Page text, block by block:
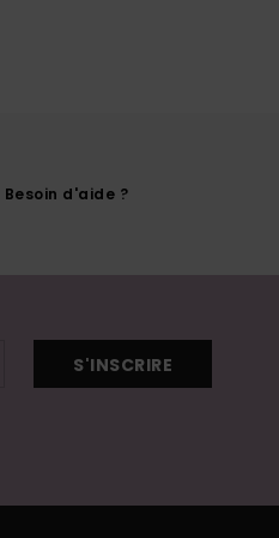
Besoin d'aide ?
S'INSCRIRE